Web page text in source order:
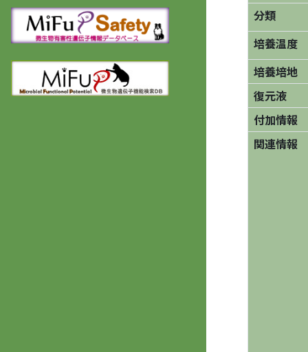
分類
培養温度
培養培地
復元液
付加情報
関連情報